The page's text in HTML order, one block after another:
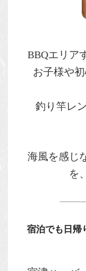
BBQエリア
お子様や
釣り竿レ
海風を感じ
を
宿泊でも日帰